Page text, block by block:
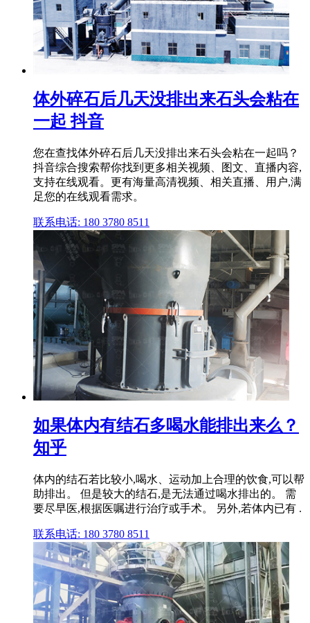
体外碎石后几天没排出来石头会粘在
一起 抖音
您在查找体外碎石后几天没排出来石头会粘在一起吗？
抖音综合搜索帮你找到更多相关视频、图文、直播内容,
支持在线观看。更有海量高清视频、相关直播、用户,满
足您的在线观看需求。
联系电话: 180 3780 8511
如果体内有结石多喝水能排出来么？
知乎
体内的结石若比较小,喝水、运动加上合理的饮食,可以帮
助排出。 但是较大的结石,是无法通过喝水排出的。 需
要尽早医,根据医嘱进行治疗或手术。 另外,若体内已有 .
联系电话: 180 3780 8511